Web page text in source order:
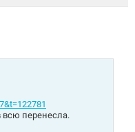
перенесла.